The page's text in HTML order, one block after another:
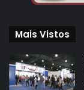
Mais Vistos